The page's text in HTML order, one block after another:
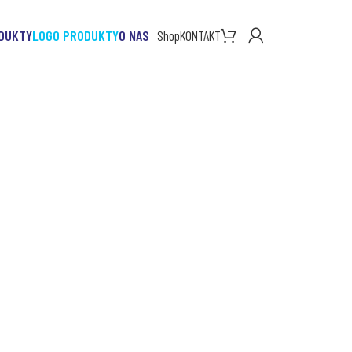
LOGO PRODUKTYO NAS ShopKONTAKT